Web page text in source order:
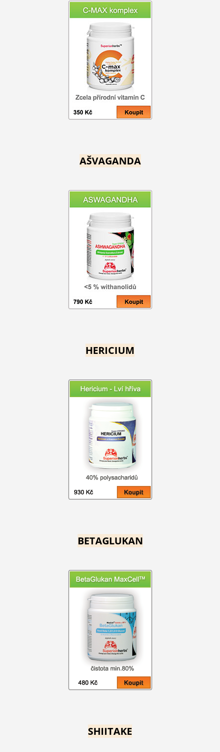
AŠVAGANDA
HERICIUM
BETAGLUKAN
SHIITAKE